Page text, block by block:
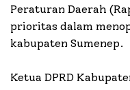
Peraturan Daerah
prioritas dalam
kabupaten Sumenep.
Ketua DPRD